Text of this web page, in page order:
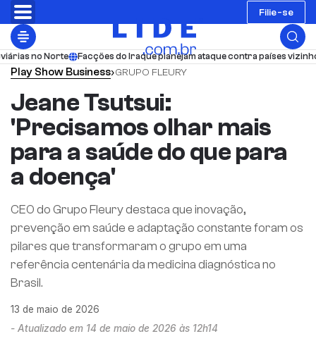
Filie-se
Facções do Iraque planejam ataque contra países vizinhos em 48h;
Play Show Business›GRUPO FLEURY
Jeane Tsutsui:
'Precisamos olhar mais
para a saúde do que para
a doença'
CEO do Grupo Fleury destaca que inovação,
prevenção em saúde e adaptação constante foram os
pilares que transformaram o grupo em uma
referência centenária da medicina diagnóstica no
Brasil.
13 de maio de 2026
- Atualizado em 14 de maio de 2026 às 12h14